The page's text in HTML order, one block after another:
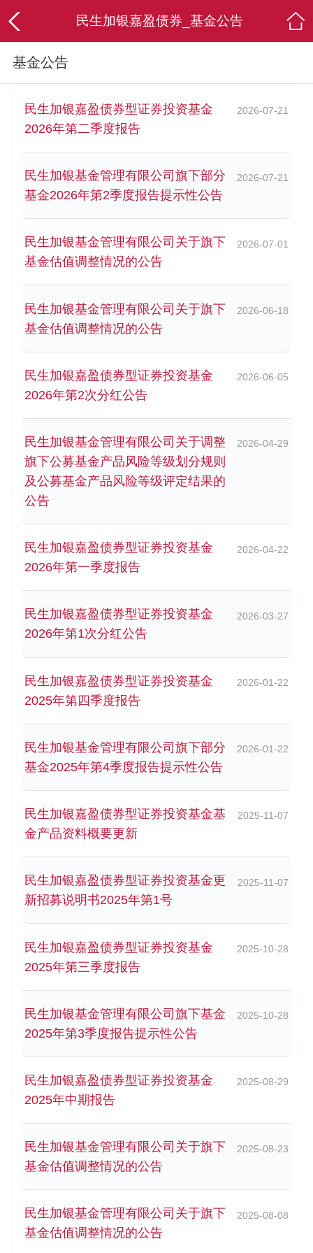
民生加银嘉盈债券_基金公告
基金公告
民生加银嘉盈债券型证券投资基金
2026年第二季度报告
2026-07-21
民生加银基金管理有限公司旗下部分
基金2026年第2季度报告提示性公告
2026-07-21
民生加银基金管理有限公司关于旗下
基金估值调整情况的公告
2026-07-01
民生加银基金管理有限公司关于旗下
基金估值调整情况的公告
2026-06-18
民生加银嘉盈债券型证券投资基金
2026年第2次分红公告
2026-06-05
民生加银基金管理有限公司关于调整
旗下公募基金产品风险等级划分规则
及公募基金产品风险等级评定结果的
公告
2026-04-29
民生加银嘉盈债券型证券投资基金
2026年第一季度报告
2026-04-22
民生加银嘉盈债券型证券投资基金
2026年第1次分红公告
2026-03-27
民生加银嘉盈债券型证券投资基金
2025年第四季度报告
2026-01-22
民生加银基金管理有限公司旗下部分
基金2025年第4季度报告提示性公告
2026-01-22
民生加银嘉盈债券型证券投资基金基
金产品资料概要更新
2025-11-07
民生加银嘉盈债券型证券投资基金更
新招募说明书2025年第1号
2025-11-07
民生加银嘉盈债券型证券投资基金
2025年第三季度报告
2025-10-28
民生加银基金管理有限公司旗下基金
2025年第3季度报告提示性公告
2025-10-28
民生加银嘉盈债券型证券投资基金
2025年中期报告
2025-08-29
民生加银基金管理有限公司关于旗下
基金估值调整情况的公告
2025-08-23
民生加银基金管理有限公司关于旗下
基金估值调整情况的公告
2025-08-08